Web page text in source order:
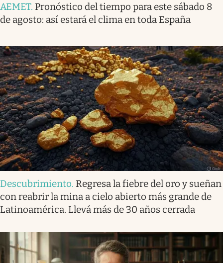
AEMET. Pronóstico del tiempo para este sábado 8
de agosto: así estará el clima en toda España
Descubrimiento. Regresa la fiebre del oro y sueñan
con reabrir la mina a cielo abierto más grande de
Latinoamérica. Llevá más de 30 años cerrada